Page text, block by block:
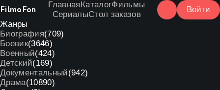
FilmoFon ГлавнаяКаталогФильмы
СериалыСтол заказов
Войти
Жанры
Биография(709)
Боевик(3646)
Военный(424)
Детский(169)
Документальный(942)
Драма(10890)